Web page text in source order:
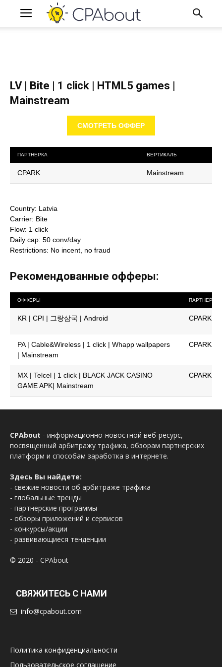
LV | Bite | 1 click | HTML5 games |
Mainstream
СМОТРЕТЬ ОФФЕР
ПАРТНЕРКА ВЕРТИКАЛЬ
CPARK Mainstream
Country: Latvia
Carrier: Bite
Flow: 1 click
Daily cap: 50 conv/day
Restrictions: No incent, no fraud
Рекомендованные офферы:
ОФФЕРЫ ПАРТНЕРКА
KR | CPI | 그랑삼국 | Android CPARK
PA | Cable&Wireless | 1 click | Whapp wallpapers
| Mainstream
CPARK
MX | Telcel | 1 click | BLACK JACK CASINO
GAME APK| Mainstream
CPARK
CPAbout - информационно-новостной веб-ресурс,
посвященный арбитражу трафика, обзорам партнерских
платформ и способам заработка в интернете.
Здесь Вы найдете:
- свежие новости об арбитраже трафика
- глобальные тренды
- партнерские программы
- обзоры приложений и сервисов
- конкурсы/акции
- развивающиеся тенденции
© 2020 - CPAbout
СВЯЖИТЕСЬ С НАМИ
info@cpabout.com
Политика конфиденциальности
Пользовательское соглашение